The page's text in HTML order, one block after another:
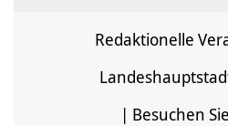
Redaktionelle
| Besuchen